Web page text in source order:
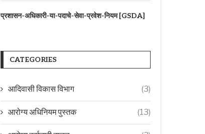
प्रशासन-अधिकारी-या-पदाचे-सेवा-प्रवेश-नियम [GSDA]
CATEGORIES
आदिवासी विकास विभाग (3)
आरोग्य अधिनियम पुस्तक (13)